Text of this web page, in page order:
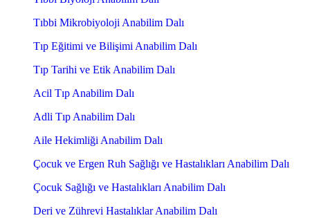
Tıbbi Mikrobiyoloji Anabilim Dalı
Tıp Eğitimi ve Bilişimi Anabilim Dalı
Tıp Tarihi ve Etik Anabilim Dalı
Acil Tıp Anabilim Dalı
Adli Tıp Anabilim Dalı
Aile Hekimliği Anabilim Dalı
Çocuk ve Ergen Ruh Sağlığı ve Hastalıkları Anabilim Dalı
Çocuk Sağlığı ve Hastalıkları Anabilim Dalı
Deri ve Zührevi Hastalıklar Anabilim Dalı